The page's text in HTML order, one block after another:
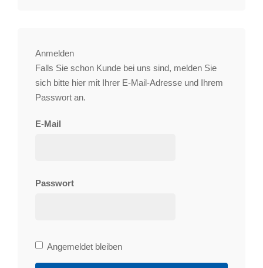
Anmelden
Falls Sie schon Kunde bei uns sind, melden Sie
sich bitte hier mit Ihrer E-Mail-Adresse und Ihrem
Passwort an.
E-Mail
Passwort
Bleibe
angemeldet
Angemeldet bleiben